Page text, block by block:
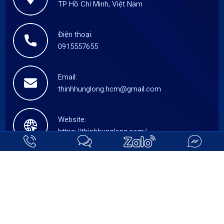
TP Hồ Chí Minh, Việt Nam
Điện thoại:
0915557655
Email:
thinhhunglong.hcm@gmail.com
Website:
https://thinhhunglong.com/